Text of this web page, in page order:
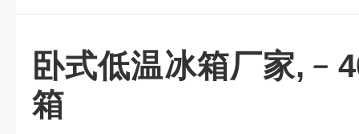
卧式低温冰箱厂家
箱